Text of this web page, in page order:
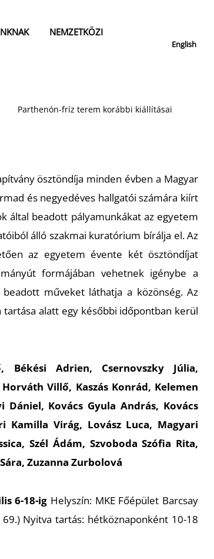
NEMZETKÖZI
English
Parthenón-fríz terem korábbi kiállításai
ösztöndíja minden évben a Magyar
és negyedéves hallgatói számára kiírt
által beadott pályamunkákat az egyetem
álló szakmai kuratórium bírálja el. Az
az egyetem évente két ösztöndíjat
formájában vehetnek igénybe a
műveket láthatja a közönség. Az
alatt egy későbbi időpontban kerül
Békési Adrien, Csernovszky Júlia,
Villő, Kaszás Konrád, Kelemen
Kovács Gyula András, Kovács
Kamilla Virág, Lovász Luca, Magyari
Szél Ádám, Szvoboda Szófia Rita,
Zuzanna Zurbolová
6-18-ig Helyszín: MKE Főépület Barcsay
Nyitva tartás: hétköznaponként 10-18